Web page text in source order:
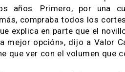
Nacional de Carnes
esa opción, las
argentina, y cómo
que vende al exterior el
se fue afirmando como